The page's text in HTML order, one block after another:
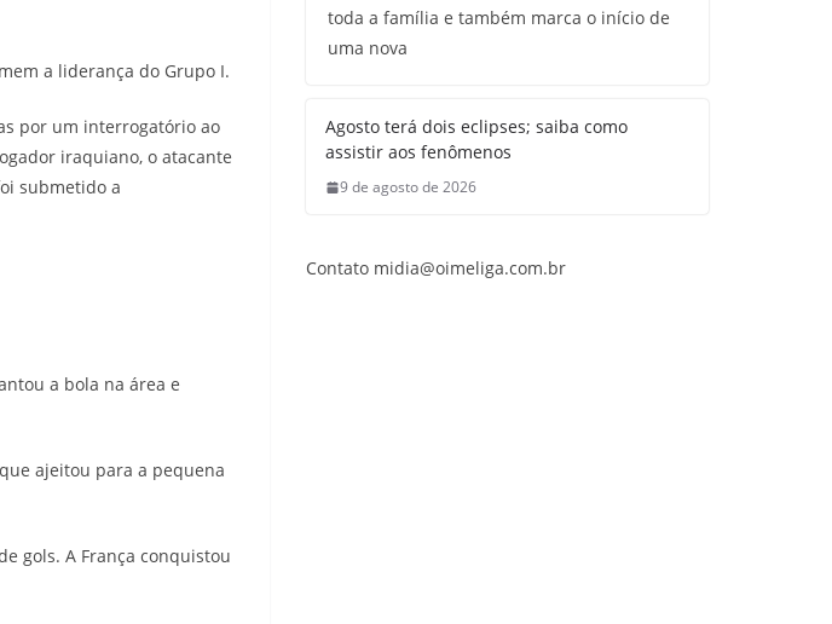
a liderança do Grupo I.
por um interrogatório ao
iraquiano, o atacante
submetido a
a bola na área e
ajeitou para a pequena
gols. A França conquistou
toda a família e também marca o início de
uma nova
Agosto terá dois eclipses; saiba como
assistir aos fenômenos
9 de agosto de 2026
Contato midia@oimeliga.com.br